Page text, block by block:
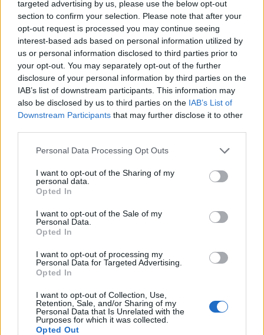
targeted advertising by us, please use the below opt-out
section to confirm your selection. Please note that after your
opt-out request is processed you may continue seeing
interest-based ads based on personal information utilized by
us or personal information disclosed to third parties prior to
your opt-out. You may separately opt-out of the further
disclosure of your personal information by third parties on the
IAB’s list of downstream participants. This information may
also be disclosed by us to third parties on the IAB’s List of
Downstream Participants that may further disclose it to other
Personal Data Processing Opt Outs
I want to opt-out of the Sharing of my
personal data.
Opted In
I want to opt-out of the Sale of my
Personal Data.
Opted In
I want to opt-out of processing my
Personal Data for Targeted Advertising.
Opted In
I want to opt-out of Collection, Use,
Retention, Sale, and/or Sharing of my
Personal Data that Is Unrelated with the
Purposes for which it was collected.
Opted Out
ADDRESSING CONGREGATION IN WESTMINSTER
ABBEY, FUNERAL SERVICE, SPEAKING,